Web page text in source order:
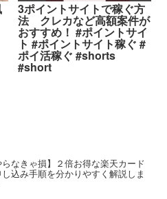
3ポイントサイトで稼ぐ方
法 クレカなど高額案件が
おすすめ！ #ポイントサイ
ト #ポイントサイト稼ぐ #
ポイ活稼ぐ #shorts
#short
らなきゃ損】２倍お得な楽天カード
込み手順を分かりやすく解説しま